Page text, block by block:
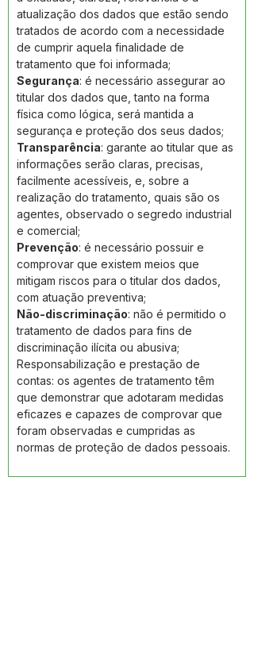
atualização dos dados que estão sendo
tratados de acordo com a necessidade
de cumprir aquela finalidade de
tratamento que foi informada;
Segurança: é necessário assegurar ao
titular dos dados que, tanto na forma
física como lógica, será mantida a
segurança e proteção dos seus dados;
Transparência: garante ao titular que as
informações serão claras, precisas,
facilmente acessíveis, e, sobre a
realização do tratamento, quais são os
agentes, observado o segredo industrial
e comercial;
Prevenção: é necessário possuir e
comprovar que existem meios que
mitigam riscos para o titular dos dados,
com atuação preventiva;
Não-discriminação: não é permitido o
tratamento de dados para fins de
discriminação ilícita ou abusiva;
Responsabilização e prestação de
contas: os agentes de tratamento têm
que demonstrar que adotaram medidas
eficazes e capazes de comprovar que
foram observadas e cumpridas as
normas de proteção de dados pessoais.